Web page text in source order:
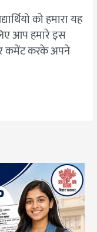
को हमारा यह
आप हमारे इस
कमेंट करके अपने